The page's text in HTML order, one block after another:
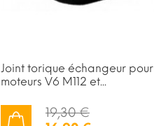
Joint torique échangeur pour
moteurs V6 M112 et...
19,30 €